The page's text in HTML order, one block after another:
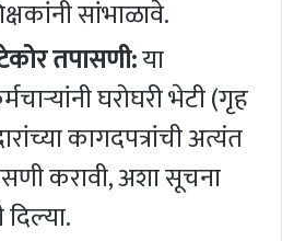
सांभाळावे.
तपासणी:या
घरोघरी भेटी (गृह
कागदपत्रांची अत्यंत
करावी, अशा सूचना